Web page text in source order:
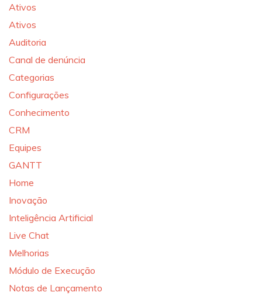
Ativos
Ativos
Auditoria
Canal de denúncia
Categorias
Configurações
Conhecimento
CRM
Equipes
GANTT
Home
Inovação
Inteligência Artificial
Live Chat
Melhorias
Módulo de Execução
Notas de Lançamento